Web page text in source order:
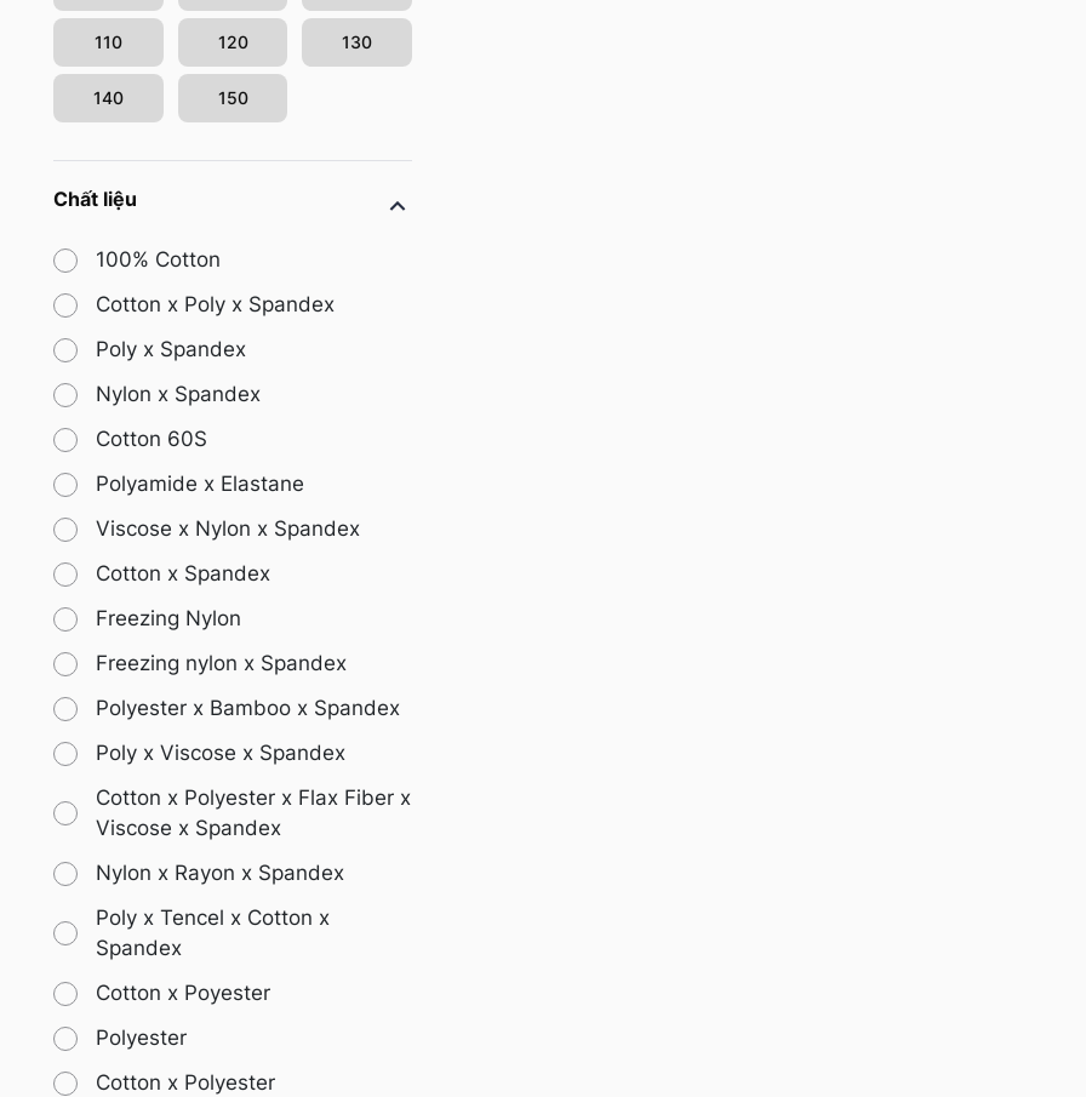
110 120 130
140 150
Chất liệu
100% Cotton
Cotton x Poly x Spandex
Poly x Spandex
Nylon x Spandex
Cotton 60S
Polyamide x Elastane
Viscose x Nylon x Spandex
Cotton x Spandex
Freezing Nylon
Freezing nylon x Spandex
Polyester x Bamboo x Spandex
Poly x Viscose x Spandex
Cotton x Polyester x Flax Fiber x
Viscose x Spandex
Nylon x Rayon x Spandex
Poly x Tencel x Cotton x
Spandex
Cotton x Poyester
Polyester
Cotton x Polyester